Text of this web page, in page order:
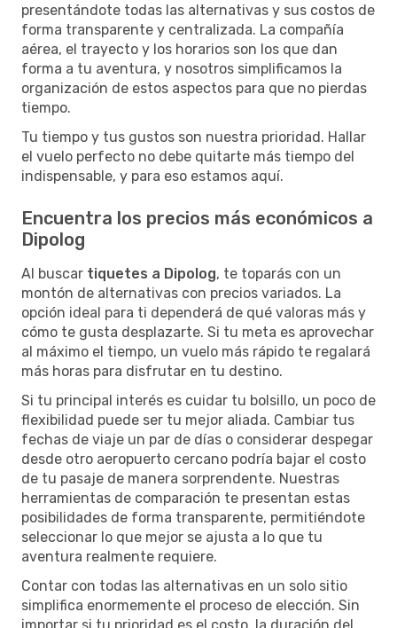
presentándote todas las alternativas y sus costos de
forma transparente y centralizada. La compañía
aérea, el trayecto y los horarios son los que dan
forma a tu aventura, y nosotros simplificamos la
organización de estos aspectos para que no pierdas
tiempo.
Tu tiempo y tus gustos son nuestra prioridad. Hallar
el vuelo perfecto no debe quitarte más tiempo del
indispensable, y para eso estamos aquí.
Encuentra los precios más económicos a
Dipolog
Al buscar tiquetes a Dipolog, te toparás con un
montón de alternativas con precios variados. La
opción ideal para ti dependerá de qué valoras más y
cómo te gusta desplazarte. Si tu meta es aprovechar
al máximo el tiempo, un vuelo más rápido te regalará
más horas para disfrutar en tu destino.
Si tu principal interés es cuidar tu bolsillo, un poco de
flexibilidad puede ser tu mejor aliada. Cambiar tus
fechas de viaje un par de días o considerar despegar
desde otro aeropuerto cercano podría bajar el costo
de tu pasaje de manera sorprendente. Nuestras
herramientas de comparación te presentan estas
posibilidades de forma transparente, permitiéndote
seleccionar lo que mejor se ajusta a lo que tu
aventura realmente requiere.
Contar con todas las alternativas en un solo sitio
simplifica enormemente el proceso de elección. Sin